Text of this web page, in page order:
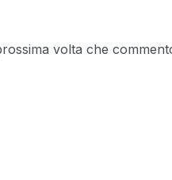
volta che